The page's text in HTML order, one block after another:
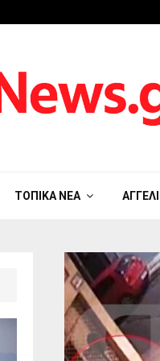
ΤΟΠΙΚΆ ΝΈΑ